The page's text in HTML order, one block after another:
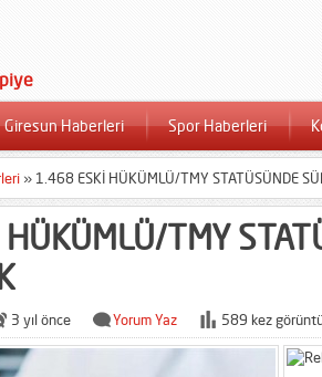
Giresun Haberleri Spor Haberleri
» 1.468 ESKİ HÜKÜMLÜ/TMY STATÜSÜNDE
TMY
3 yıl önce Yorum Yaz 589 kez